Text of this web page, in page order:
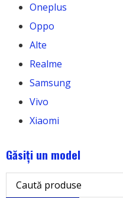
Oneplus
Oppo
Alte
Realme
Samsung
Vivo
Xiaomi
Găsiți un model